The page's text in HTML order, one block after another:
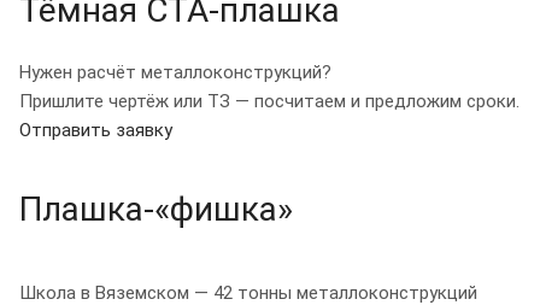
Тёмная CTA-плашка
Нужен расчёт металлоконструкций?
Пришлите чертёж или ТЗ — посчитаем и предложим сроки.
Отправить заявку
Плашка-«фишка»
Школа в Вяземском — 42 тонны металлоконструкций